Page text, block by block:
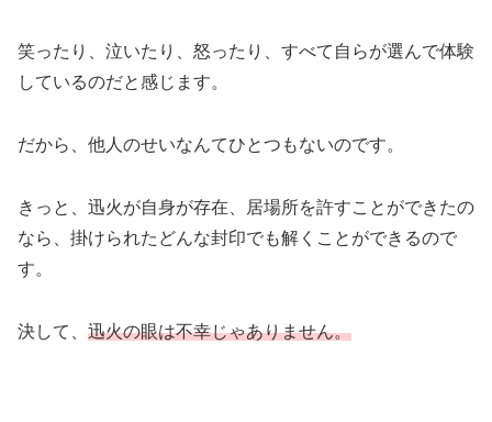
笑ったり、泣いたり、怒ったり、すべて自らが選んで体験
しているのだと感じます。
だから、他人のせいなんてひとつもないのです。
きっと、迅火が自身が存在、居場所を許すことができたの
なら、掛けられたどんな封印でも解くことができるので
す。
決して、 迅火の眼は不幸じゃありません。